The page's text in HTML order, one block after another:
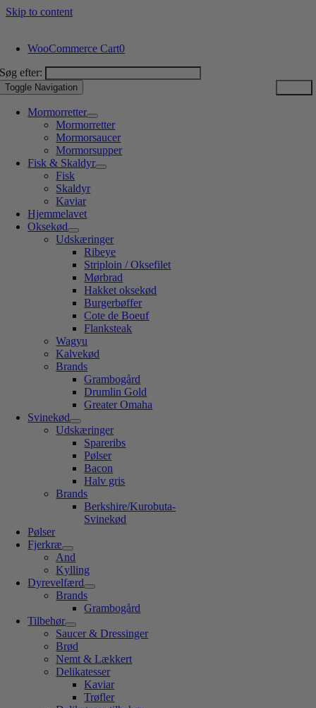
Skip to content
WooCommerce Cart0
Søg efter:
Toggle Navigation
Mormorretter
Mormorretter
Mormorsaucer
Mormorsupper
Fisk & Skaldyr
Fisk
Skaldyr
Kaviar
Hjemmelavet
Oksekød
Udskæringer
Ribeye
Striploin / Oksefilet
Mørbrad
Hakket oksekød
Burgerbøffer
Cote de Boeuf
Flanksteak
Wagyu
Kalvekød
Brands
Grambogård
Drumlin Gold
Greater Omaha
Svinekød
Udskæringer
Spareribs
Pølser
Bacon
Halv gris
Brands
Berkshire/Kurobuta-
Svinekød
Pølser
Fjerkræ
And
Kylling
Dyrevelfærd
Brands
Grambogård
Tilbehør
Saucer & Dressinger
Brød
Nemt & Lækkert
Delikatesser
Kaviar
Trøfler